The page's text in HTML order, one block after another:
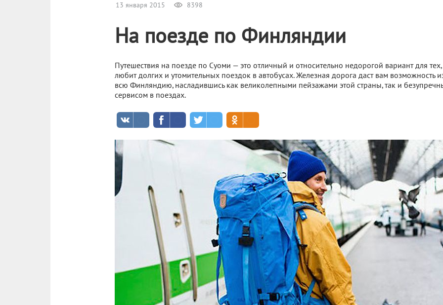
13 января 2015 8398
На поезде по Финляндии
Путешествия на поезде по Суоми — это отличный и относительно недорогой вариант для тех,
любит долгих и утомительных поездок в автобусах. Железная дорога даст вам возможность
всю Финляндию, насладившись как великолепными пейзажами этой страны, так и
сервисом в поездах.